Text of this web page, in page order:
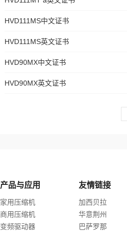
HVD111MS中文证书
HVD111MS英文证书
HVD90MX中文证书
HVD90MX英文证书
产品与应用
家用压缩机
商用压缩机
变频驱动器
友情链接
加西贝拉
华意荆州
巴萨罗那